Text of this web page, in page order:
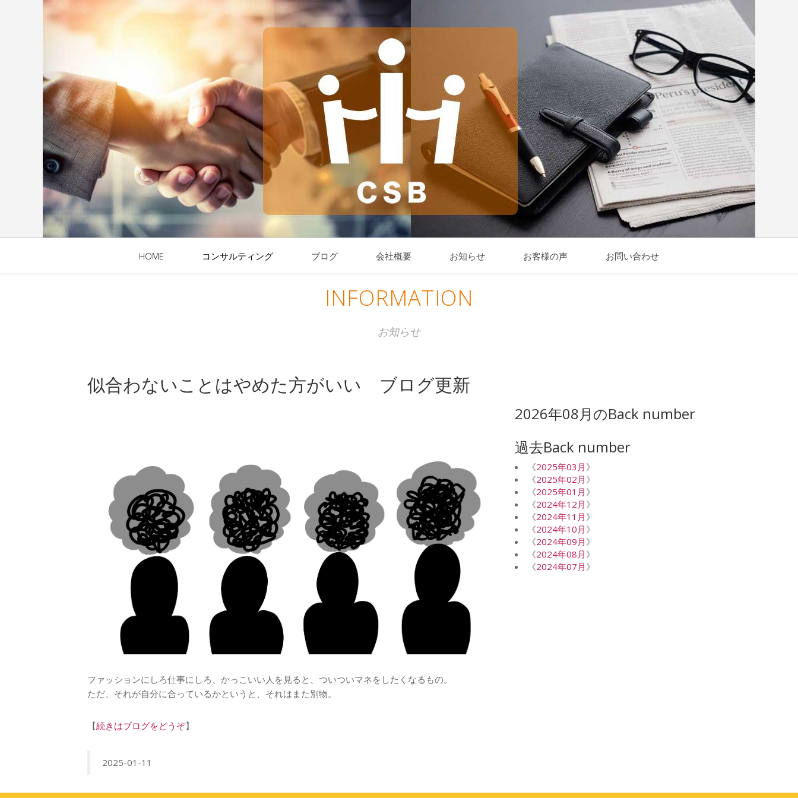
HOME コンサルティング ブログ 会社概要 お知らせ お客様の声 お問い合わせ
INFORMATION
お知らせ
似合わないことはやめた方がいい ブログ更新
ファッションにしろ仕事にしろ、かっこいい人を見ると、ついついマネをしたくなるもの。
ただ、それが自分に合っているかというと、それはまた別物。
【続きはブログをどうぞ】
2025-01-11
2026年08月のBack number
過去Back number
《2025年03月 》
《2025年02月 》
《2025年01月 》
《2024年12月 》
《2024年11月 》
《2024年10月 》
《2024年09月 》
《2024年08月 》
《2024年07月 》